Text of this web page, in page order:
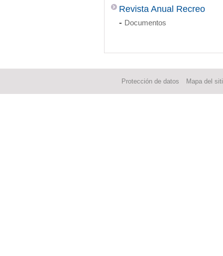
Revista Anual Recreo
- Documentos
Protección de datos Mapa del